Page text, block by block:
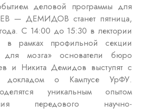
деловой программы для
— ДЕМИДОВ станет пятница,
С 14:00 до 15:30 в лектории
в рамках профильной секции
для мозга» основатели бюро
и Никита Демидов выступят с
докладом о Кампусе УрФУ.
уникальным опытом
передового научно-